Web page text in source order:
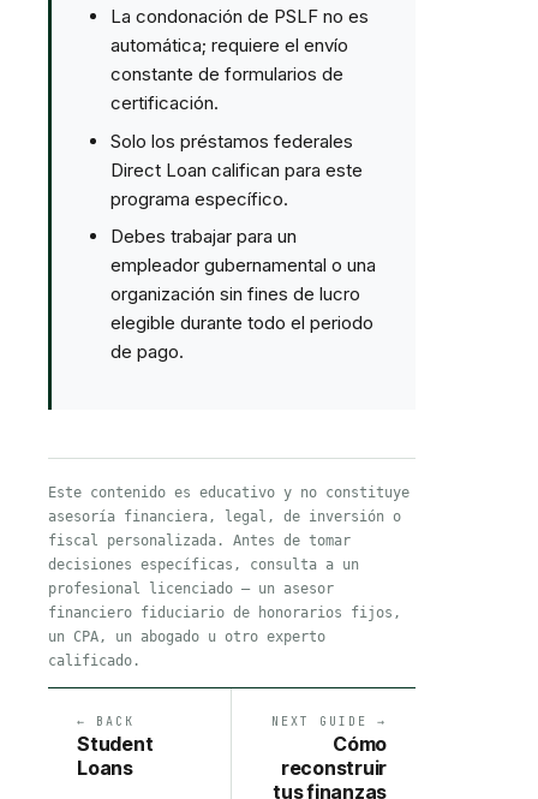
La condonación de PSLF no es
automática; requiere el envío
constante de formularios de
certificación.
Solo los préstamos federales
Direct Loan califican para este
programa específico.
Debes trabajar para un
empleador gubernamental o una
organización sin fines de lucro
elegible durante todo el periodo
de pago.
Este contenido es educativo y no constituye
asesoría financiera, legal, de inversión o
fiscal personalizada. Antes de tomar
decisiones específicas, consulta a un
profesional licenciado — un asesor
financiero fiduciario de honorarios fijos,
un CPA, un abogado u otro experto
calificado.
← BACK
Student
Loans
NEXT GUIDE →
Cómo
reconstruir
tus finanzas